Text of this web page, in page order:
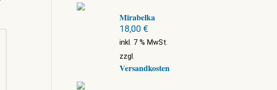
Mirabelka
18,00 €
inkl. 7 % MwSt.
zzgl.
Versandkosten